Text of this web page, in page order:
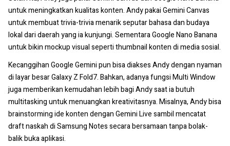
untuk meningkatkan kualitas konten. Andy pakai Gemini Canvas
untuk membuat trivia-trivia menarik seputar bahasa dan budaya
lokal dari daerah yang ia kunjungi. Sementara Google Nano Banana
untuk bikin mockup visual seperti thumbnail konten di media sosial.
Kecanggihan Google Gemini pun bisa diakses Andy dengan nyaman
di layar besar Galaxy Z Fold7. Bahkan, adanya fungsi Multi Window
juga memberikan kemudahan lebih bagi Andy saat ia butuh
multitasking untuk menuangkan kreativitasnya. Misalnya, Andy bisa
brainstorming ide konten dengan Gemini Live sambil mencatat
draft naskah di Samsung Notes secara bersamaan tanpa bolak-
balik buka aplikasi.